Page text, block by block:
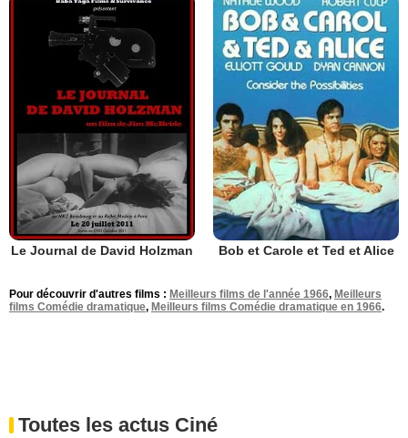
Le Journal de David Holzman Bob et Carole et Ted et Alice
Pour découvrir d'autres films : Meilleurs films de l'année 1966, Meilleurs
films Comédie dramatique, Meilleurs films Comédie dramatique en 1966.
Toutes les actus Ciné